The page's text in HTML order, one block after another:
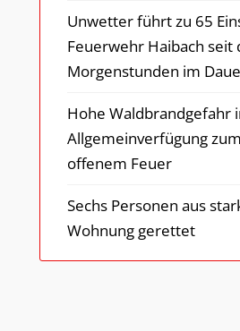
Unwetter führt zu 65
Feuerwehr Haibach seit
Morgenstunden im
Hohe Waldbrandgefahr
Allgemeinverfügung
offenem Feuer
Sechs Personen aus
Wohnung gerettet